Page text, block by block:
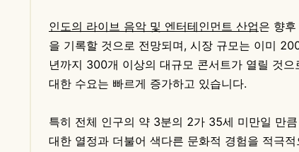
인도의 라이브 음악 및 엔터테인먼트 산업은 향
을 기록할 것으로 전망되며, 시장 규모는 이미
년까지 300개 이상의 대규모 콘서트가 열릴 것
대한 수요는 빠르게 증가하고 있습니다.
특히 전체 인구의 약 3분의 2가 35세 미만일 만
대한 열정과 더불어 색다른 문화적 경험을 적극